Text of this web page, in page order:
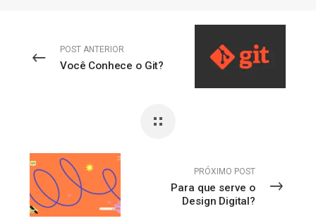
POST ANTERIOR
Você Conhece o Git?
PRÓXIMO POST
Para que serve o
Design Digital?